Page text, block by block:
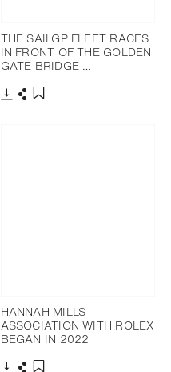
THE SAILGP FLEET RACES
IN FRONT OF THE GOLDEN
GATE BRIDGE …
HANNAH MILLS
ASSOCIATION WITH ROLEX
BEGAN IN 2022